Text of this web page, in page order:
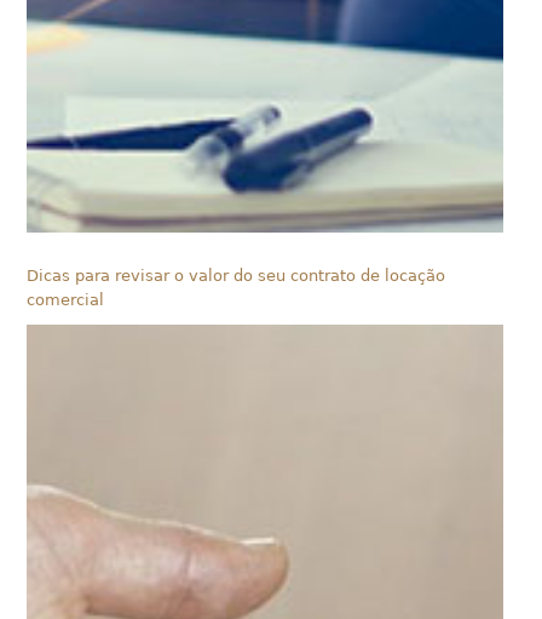
Dicas para revisar o valor do seu contrato de locação
comercial